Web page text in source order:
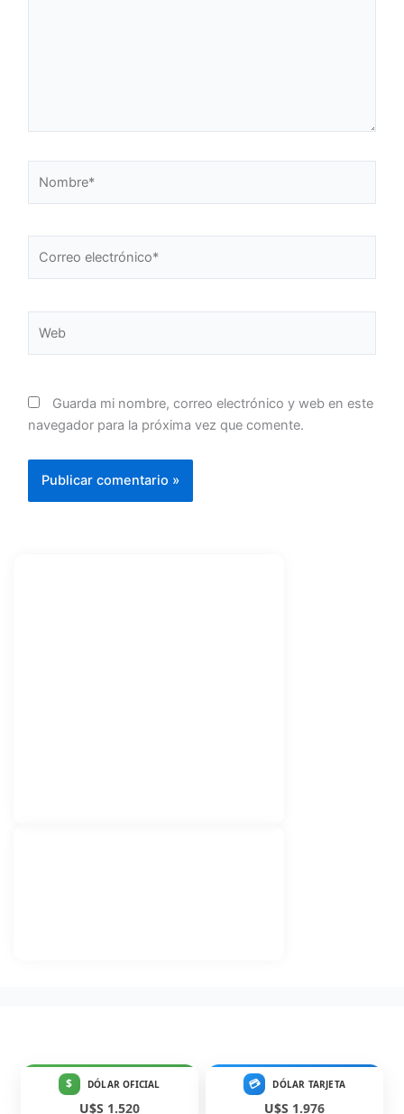
Guarda mi nombre, correo electrónico y web en este
navegador para la próxima vez que comente.
$ DÓLAR OFICIAL
U$S 1.520
💳 DÓLAR TARJETA
U$S 1.976